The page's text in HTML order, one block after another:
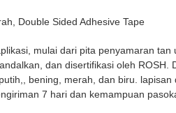
Double Sided Adhesive Tape
mulai dari pita penyamaran
dan disertifikasi oleh
bening, merah, dan biru.
7 hari dan kemampuan